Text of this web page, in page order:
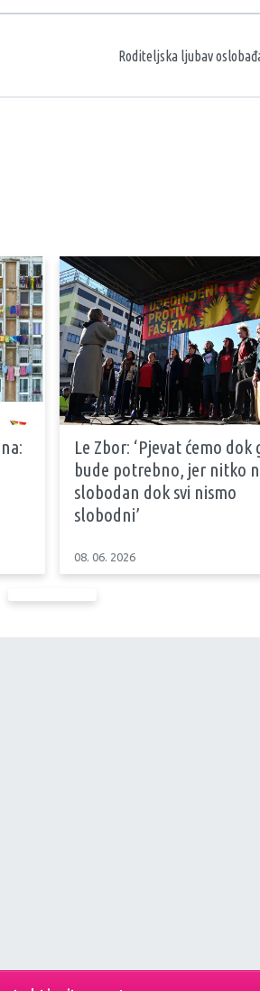
Roditeljska ljubav
Le Zbor: ‘Pjevat ćemo dok
bude potrebno, jer nitko
slobodan dok svi nismo
slobodni’
08. 06. 2026